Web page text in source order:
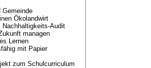
Gemeinde
Ökolandwirt
Audit
managen
Lernen
mit Papier
zum Schulcurriculum